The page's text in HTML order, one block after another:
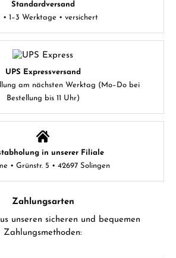
Standardversand
1–3 Werktage • versichert
UPS Expressversand
am nächsten Werktag (Mo–Do bei
Bestellung bis 11 Uhr)
in unserer Filiale
• Grünstr. 5 • 42697 Solingen
Zahlungsarten
unseren sicheren und bequemen
Zahlungsmethoden: